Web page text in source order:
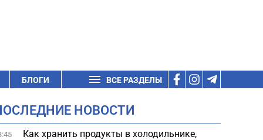
БЛОГИ ВСЕ РАЗДЕЛЫ
НОВОСТИ
Как хранить продукты в холодильнике,